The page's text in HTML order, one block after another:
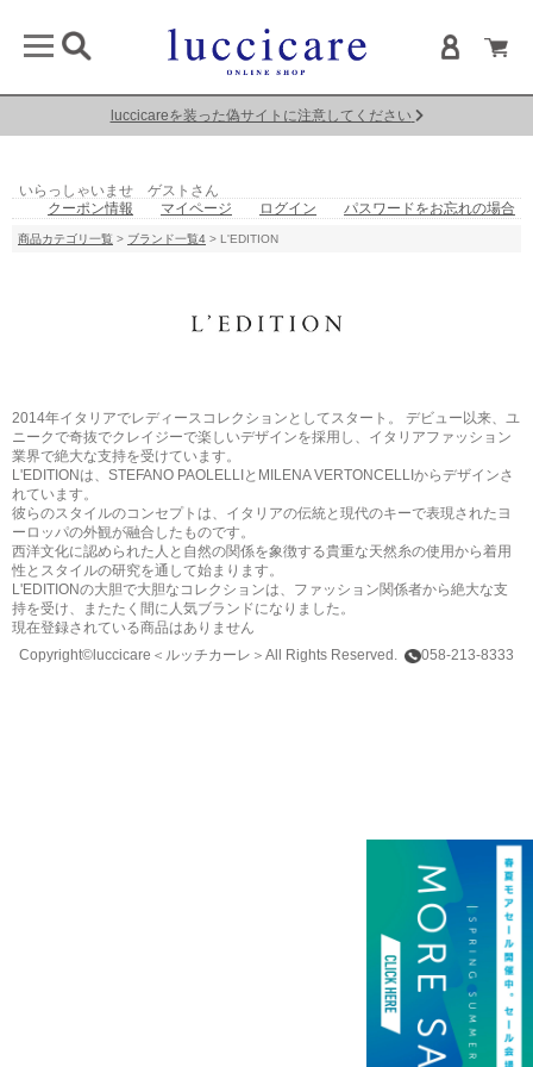
luccicareを装った偽サイトに注意してください
いらっしゃいませ ゲストさん
クーポン情報
マイページ ログイン パスワードをお忘れの場合
商品カテゴリ一覧 > ブランド一覧4 > L'EDITION
2014年イタリアでレディースコレクションとしてスタート。 デビュー以来、ユ
ニークで奇抜でクレイジーで楽しいデザインを採用し、イタリアファッション
業界で絶大な支持を受けています。
L'EDITIONは、STEFANO PAOLELLIとMILENA VERTONCELLIからデザインさ
れています。
彼らのスタイルのコンセプトは、イタリアの伝統と現代のキーで表現されたヨ
ーロッパの外観が融合したものです。
西洋文化に認められた人と自然の関係を象徴する貴重な天然糸の使用から着用
性とスタイルの研究を通して始まります。
L'EDITIONの大胆で大胆なコレクションは、ファッション関係者から絶大な支
持を受け、またたく間に人気ブランドになりました。
現在登録されている商品はありません
Copyright©luccicare ＜ルッチカーレ＞ All Rights Reserved. 058-213-8333